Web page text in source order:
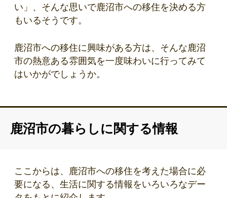
い」、そんな思いで鹿沼市への移住を決める方
もいるそうです。
鹿沼市への移住に興味がある方は、そんな鹿沼
市の熱意ある雰囲気を一度味わいに行ってみて
はいかがでしょうか。
鹿沼市の暮らしに関する情報
ここからは、鹿沼市への移住を考えた場合に必
要になる、生活に関する情報をいろいろなデー